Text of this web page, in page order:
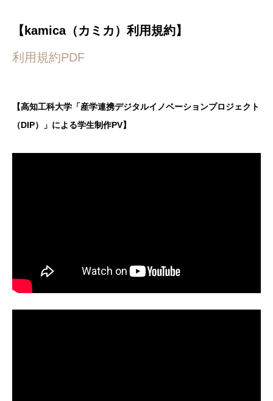
【kamica（カミカ）利用規約】
利用規約PDF
【高知工科大学「産学連携デジタルイノベーションプロジェクト
（DIP）」による学生制作PV】